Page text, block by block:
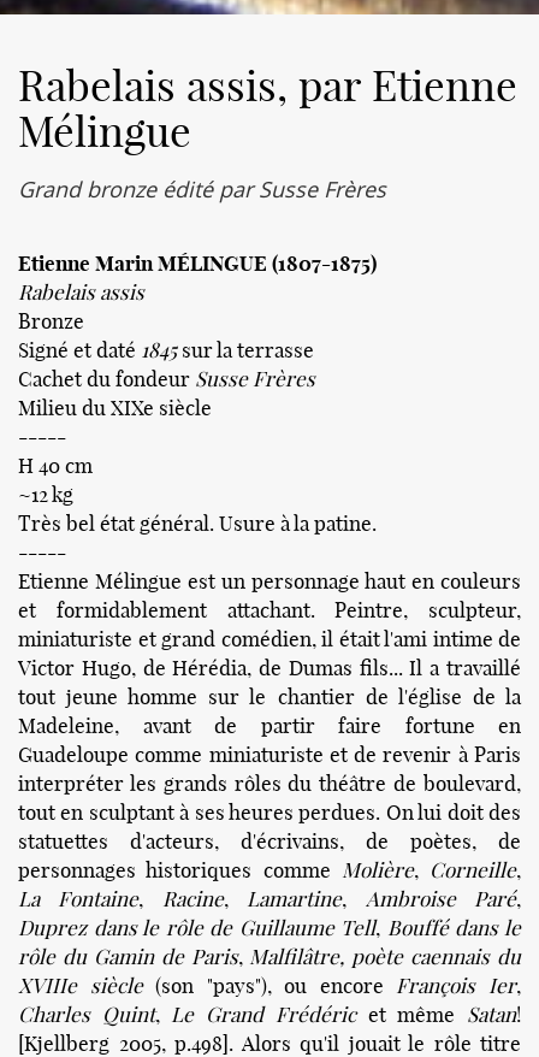
Rabelais assis, par Etienne
Mélingue
Grand bronze édité par Susse Frères
Etienne Marin MÉLINGUE (1807-1875)
Rabelais assis
Bronze
Signé et daté 1845sur la terrasse
Cachet du fondeur Susse Frères
Milieu du XIXe siècle
-----
H 40 cm
~12 kg
Très bel état général. Usure à la patine.
-----
Etienne Mélingue est un personnage haut en couleurs
et formidablement attachant. Peintre, sculpteur,
miniaturiste et grand comédien, il était l'ami intime de
Victor Hugo, de Hérédia, de Dumas fils... Il a travaillé
tout jeune homme sur le chantier de l'église de la
Madeleine, avant de partir faire fortune en
Guadeloupe comme miniaturiste et de revenir à Paris
interpréter les grands rôles du théâtre de boulevard,
tout en sculptant à ses heures perdues. On lui doit des
statuettes d'acteurs, d'écrivains, de poètes, de
personnages historiques comme Molière, Corneille,
La Fontaine, Racine, Lamartine, Ambroise Paré,
Duprez dans le rôle de Guillaume Tell, Bouffé dans le
rôle du Gamin de Paris, Malfilâtre, poète caennais du
XVIIIe siècle(son "pays"), ou encore François Ier,
Charles Quint,Le Grand Frédéricet même Satan!
[Kjellberg 2005, p.498]. Alors qu'il jouait le rôle titre